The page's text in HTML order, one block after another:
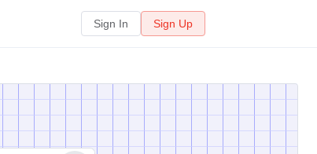
Sign In Sign Up